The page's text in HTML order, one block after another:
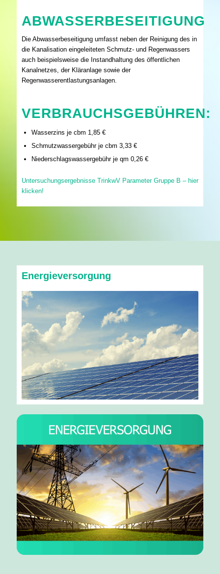
ABWASSERBESEITIGUNG
Die Abwasserbeseitigung umfasst neben der Reinigung des in
die Kanalisation eingeleiteten Schmutz- und Regenwassers
auch beispielsweise die Instandhaltung des öffentlichen
Kanalnetzes, der Kläranlage sowie der
Regenwasserentlastungsanlagen.
VERBRAUCHSGEBÜHREN:
Wasserzins je cbm 1,85 €
Schmutzwassergebühr je cbm 3,33 €
Niederschlagswassergebühr je qm 0,26 €
Untersuchungsergebnisse TrinkwV Parameter Gruppe B – hier
klicken!
Energieversorgung